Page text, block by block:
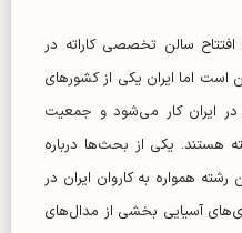
افتتاح سالن تخصصی کاراته در
است اما ایران یکی از کشورهای
ایران کار می‌شود و جمعیت
هستند. یکی از بحث‌ها درباره
همواره به کاروان ایران در
آسیایی بخشی از مدال‌های